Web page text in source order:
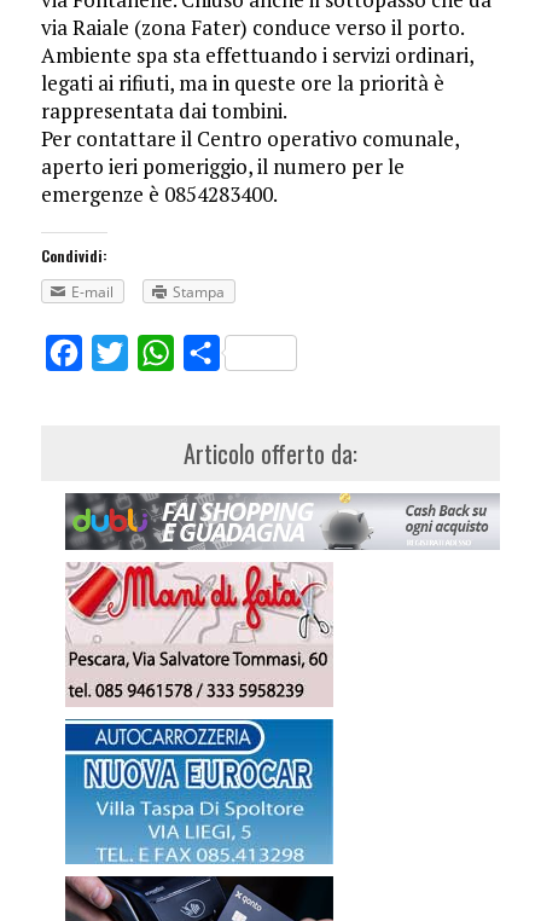
via Raiale (zona Fater) conduce verso il porto.
Ambiente spa sta effettuando i servizi ordinari,
legati ai rifiuti, ma in queste ore la priorità è
rappresentata dai tombini.
Per contattare il Centro operativo comunale,
aperto ieri pomeriggio, il numero per le
emergenze è 0854283400.
Condividi:
E-mail
Stampa
FacebookTwitterWhatsApp
Share
Articolo offerto da: